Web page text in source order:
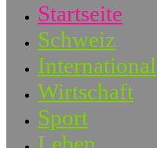
Startseite
Schweiz
International
Wirtschaft
Sport